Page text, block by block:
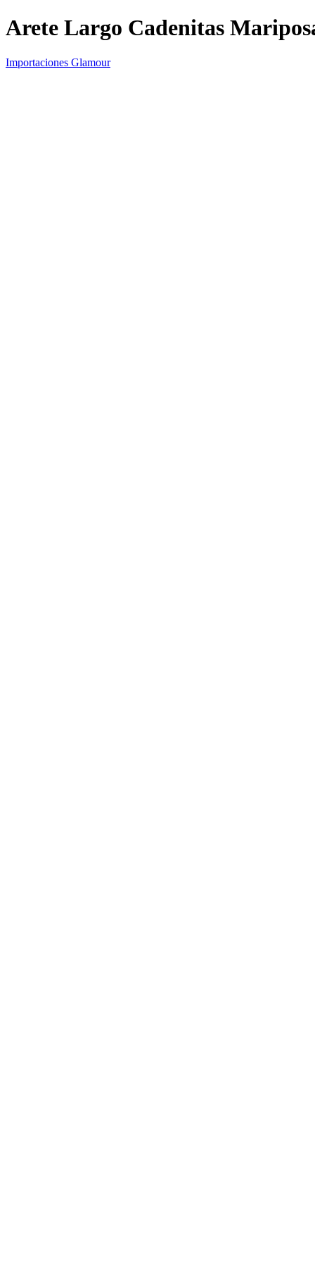
Arete Largo Cadenitas
Importaciones Glamour